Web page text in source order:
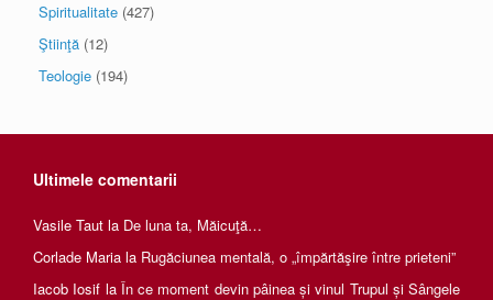
Spiritualitate (427)
Ştiinţă (12)
Teologie (194)
Ultimele comentarii
Vasile Taut la De luna ta, Măicuţă…
Corlade Maria la Rugăciunea mentală, o „împărtăşire între prieteni”
Iacob Iosif la În ce moment devin pâinea și vinul Trupul și Sângele